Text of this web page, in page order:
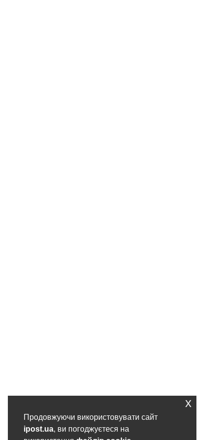
Продовжуючи використовувати сайт
ipost.ua, ви погоджуєтеся на
x